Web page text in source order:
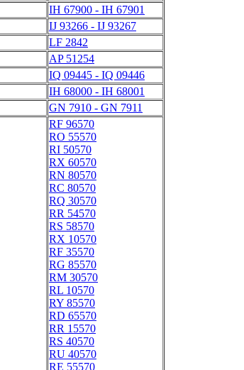
IH 67900 - IH 67901
IJ 93266 - IJ 93267
LF 2842
AP 51254
IQ 09445 - IQ 09446
IH 68000 - IH 68001
GN 7910 - GN 7911
RF 96570
RO 55570
RI 50570
RX 60570
RN 80570
RC 80570
RQ 30570
RR 54570
RS 58570
RX 10570
RF 35570
RG 85570
RM 30570
RL 10570
RY 85570
RD 65570
RR 15570
RS 40570
RU 40570
RE 55570